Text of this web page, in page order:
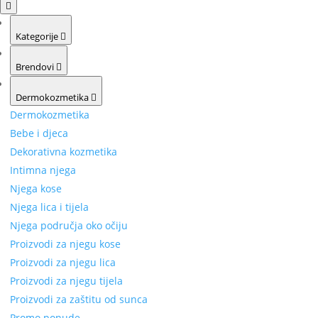
Kategorije
Brendovi
Dermokozmetika
Dermokozmetika
Bebe i djeca
Dekorativna kozmetika
Intimna njega
Njega kose
Njega lica i tijela
Njega područja oko očiju
Proizvodi za njegu kose
Proizvodi za njegu lica
Proizvodi za njegu tijela
Proizvodi za zaštitu od sunca